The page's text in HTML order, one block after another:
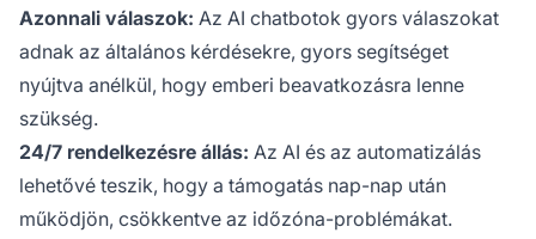
Azonnali válaszok: Az AI chatbotok gyors válaszokat
adnak az általános kérdésekre, gyors segítséget
nyújtva anélkül, hogy emberi beavatkozásra lenne
szükség.
24/7 rendelkezésre állás: Az AI és az automatizálás
lehetővé teszik, hogy a támogatás nap-nap után
működjön, csökkentve az időzóna-problémákat.